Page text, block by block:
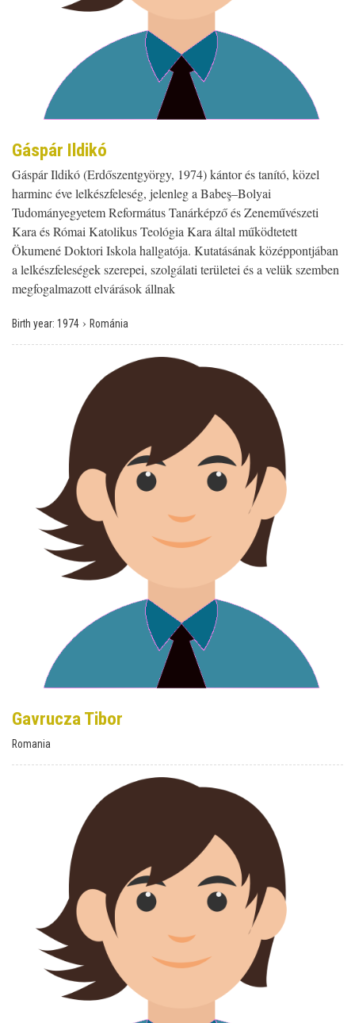
Gáspár Ildikó
Gáspár Ildikó (Erdőszentgyörgy, 1974) kántor és tanító, közel
harminc éve lelkészfeleség, jelenleg a Babeş–Bolyai
Tudományegyetem Református Tanárképző és Zeneművészeti
Kara és Római Katolikus Teológia Kara által működtetett
Ökumené Doktori Iskola hallgatója. Kutatásának középpontjában
a lelkészfeleségek szerepei, szolgálati területei és a velük szemben
megfogalmazott elvárások állnak
Birth year: 1974 › Románia
Gavrucza Tibor
Romania